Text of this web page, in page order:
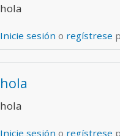
hola
Inicie sesión o regístrese
hola
hola
Inicie sesión o regístrese